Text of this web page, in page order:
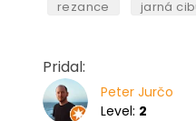
rezance jarná
Pridal:
Peter Jurčo
Level: 2